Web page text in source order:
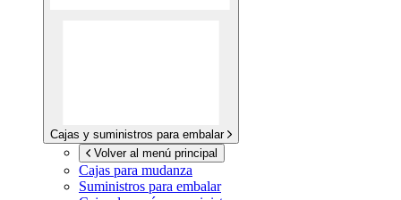
Cajas y suministros para embalar
Volver al menú principal
Cajas para mudanza
Suministros para embalar